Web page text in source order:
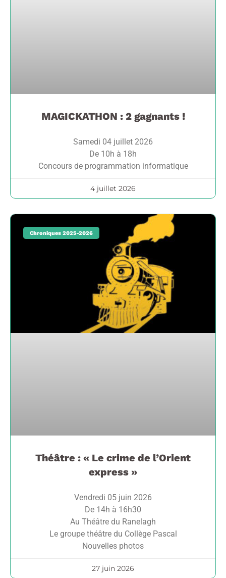
MAGICKATHON : 2 gagnants !
Samedi 04 juillet 2026
De 10h à 18h
Concours de programmation informatique
4 juillet 2026
Chroniques 2025-2026
Théâtre : « Le crime de l’Orient
express »
Vendredi 05 juin 2026
De 14h à 16h30
Au Théâtre du Ranelagh
Le groupe théâtre du Collège Pascal
Nouvelles photos
27 juin 2026